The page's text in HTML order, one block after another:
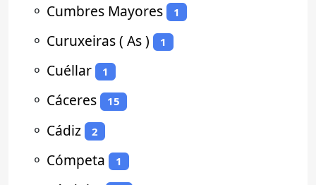
⚬ Cumbres Mayores 1
⚬ Curuxeiras ( As ) 1
⚬ Cuéllar 1
⚬ Cáceres 15
⚬ Cádiz 2
⚬ Cómpeta 1